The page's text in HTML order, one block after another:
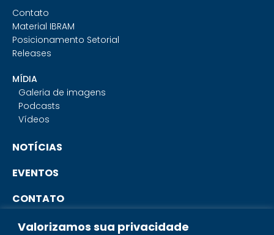
Valorizamos sua privacidade
Contato
Material IBRAM
Posicionamento Setorial
Releases
MÍDIA
Galeria de imagens
Podcasts
Vídeos
NOTÍCIAS
EVENTOS
CONTATO